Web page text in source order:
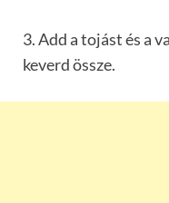
3. Add a tojást és a
keverd össze.